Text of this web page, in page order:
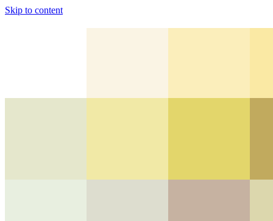
Skip to content